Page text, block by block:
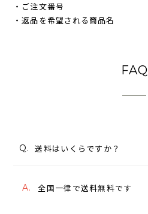
・ご注文番号
・返品を希望される商品名
FAQ
Q. 送料はいくらですか？
A. 全国一律で送料無料です